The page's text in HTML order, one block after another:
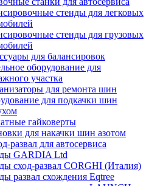
стенды для легковых
стенды для грузовых
для балансировок
оборудование для
участка
для ремонта шин
для подкачки шин
гайковерты
для накачки шин азотом
развал для автосервиса
GARDIA Ltd
сход-развал CORGHI (Италия)
развал схождения Eqtree